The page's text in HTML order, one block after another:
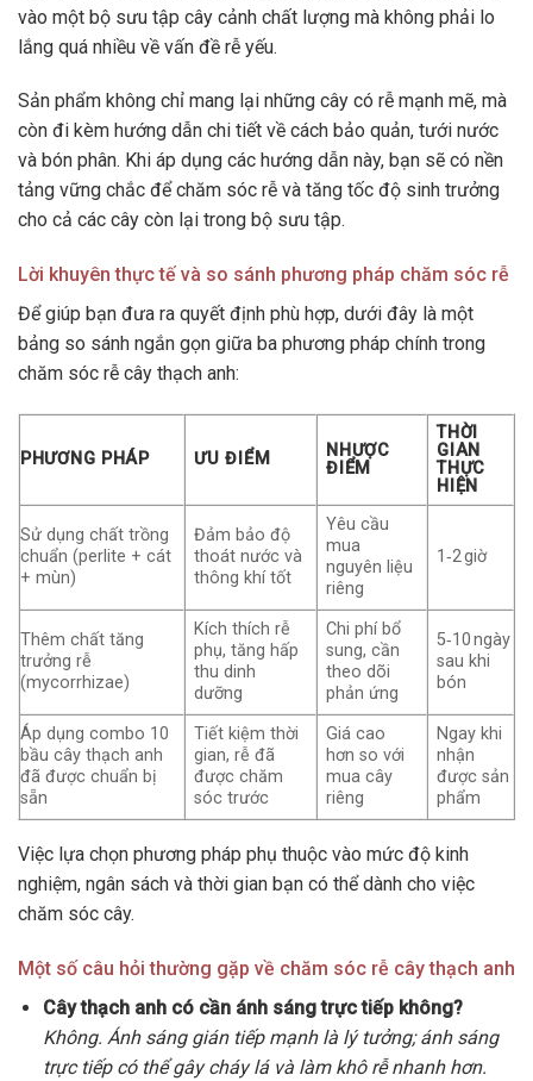
vào một bộ sưu tập cây cảnh chất lượng mà không phải lo
lắng quá nhiều về vấn đề rễ yếu.
Sản phẩm không chỉ mang lại những cây có rễ mạnh mẽ, mà
còn đi kèm hướng dẫn chi tiết về cách bảo quản, tưới nước
và bón phân. Khi áp dụng các hướng dẫn này, bạn sẽ có nền
tảng vững chắc để chăm sóc rễ và tăng tốc độ sinh trưởng
cho cả các cây còn lại trong bộ sưu tập.
Lời khuyên thực tế và so sánh phương pháp chăm sóc rễ
Để giúp bạn đưa ra quyết định phù hợp, dưới đây là một
bảng so sánh ngắn gọn giữa ba phương pháp chính trong
chăm sóc rễ cây thạch anh:
PHƯƠNG PHÁP ƯU ĐIỂM
NHƯỢC
ĐIỂM
THỜI
GIAN
THỰC
HIỆN
Sử dụng chất trồng
chuẩn (perlite + cát
+ mùn)
Đảm bảo độ
thoát nước và
thông khí tốt
Yêu cầu
mua
nguyên liệu
riêng
1‑2 giờ
Thêm chất tăng
trưởng rễ
(mycorrhizae)
Kích thích rễ
phụ, tăng hấp
thu dinh
dưỡng
Chi phí bổ
sung, cần
theo dõi
phản ứng
5‑10 ngày
sau khi
bón
Áp dụng combo 10
bầu cây thạch anh
đã được chuẩn bị
sẵn
Tiết kiệm thời
gian, rễ đã
được chăm
sóc trước
Giá cao
hơn so với
mua cây
riêng
Ngay khi
nhận
được sản
phẩm
Việc lựa chọn phương pháp phụ thuộc vào mức độ kinh
nghiệm, ngân sách và thời gian bạn có thể dành cho việc
chăm sóc cây.
Một số câu hỏi thường gặp về chăm sóc rễ cây thạch anh
Cây thạch anh có cần ánh sáng trực tiếp không?
Không. Ánh sáng gián tiếp mạnh là lý tưởng; ánh sáng
trực tiếp có thể gây cháy lá và làm khô rễ nhanh hơn.